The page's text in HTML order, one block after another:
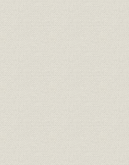
役員及幹部職員
予定社員一覧表
社員総代現員表
退任社員総代一覧表
第三十五期末現在本社現員表
主管者異動表